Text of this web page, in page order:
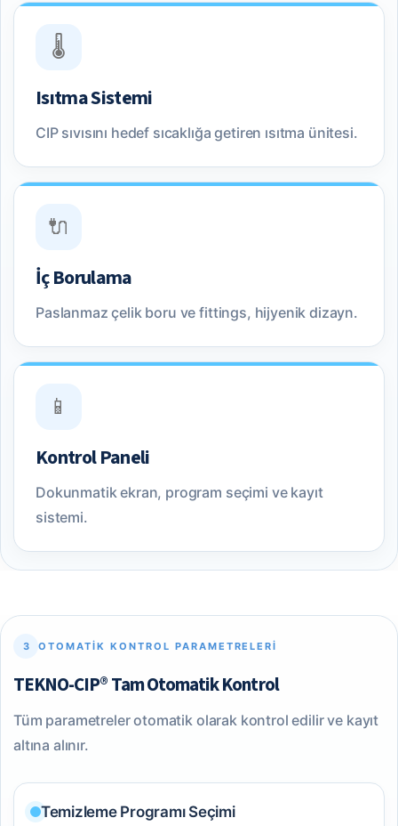
🌡️
Isıtma Sistemi
CIP sıvısını hedef sıcaklığa getiren ısıtma ünitesi.
🔌
İç Borulama
Paslanmaz çelik boru ve fittings, hijyenik dizayn.
📱
Kontrol Paneli
Dokunmatik ekran, program seçimi ve kayıt
sistemi.
3 OTOMATIK KONTROL PARAMETRELERI
TEKNO-CIP® Tam Otomatik Kontrol
Tüm parametreler otomatik olarak kontrol edilir ve kayıt
altına alınır.
Temizleme Programı Seçimi